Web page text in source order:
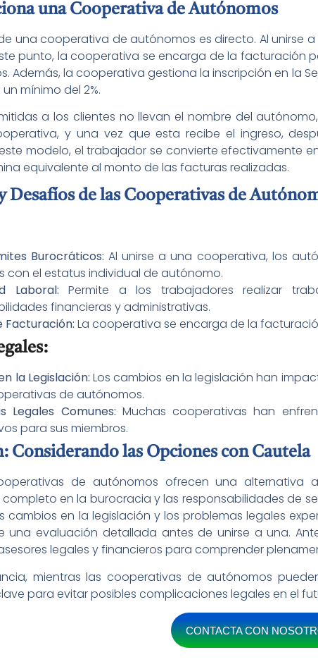
una Cooperativa de Autónomos
una cooperativa de autónomos es directo. Al
punto, la cooperativa se encarga de la facturación
Además, la cooperativa gestiona la inscripción en la
mínimo del 2%.
a los clientes no llevan el nombre del
y una vez que esta recibe el ingreso,
modelo, el trabajador se convierte efectivamente
equivalente al monto de las facturas realizadas.
Desafíos de las Cooperativas de
Burocráticos: Al unirse a una cooperativa, los
con el estatus individual de autónomo.
Laboral: Permite a los trabajadores realizar
financieras y administrativas.
Facturación: La cooperativa se encarga de la
la Legislación: Los cambios en la legislación han
de autónomos.
Legales Comunes: Muchas cooperativas han
para sus miembros.
Considerando las Opciones con Cautela
de autónomos ofrecen una alternativa
completo en la burocracia y las responsabilidades de
cambios en la legislación y los problemas legales
una evaluación detallada antes de unirse a una.
legales y financieros para comprender
mientras las cooperativas de autónomos
para evitar posibles complicaciones legales en el
CONTACTA CON